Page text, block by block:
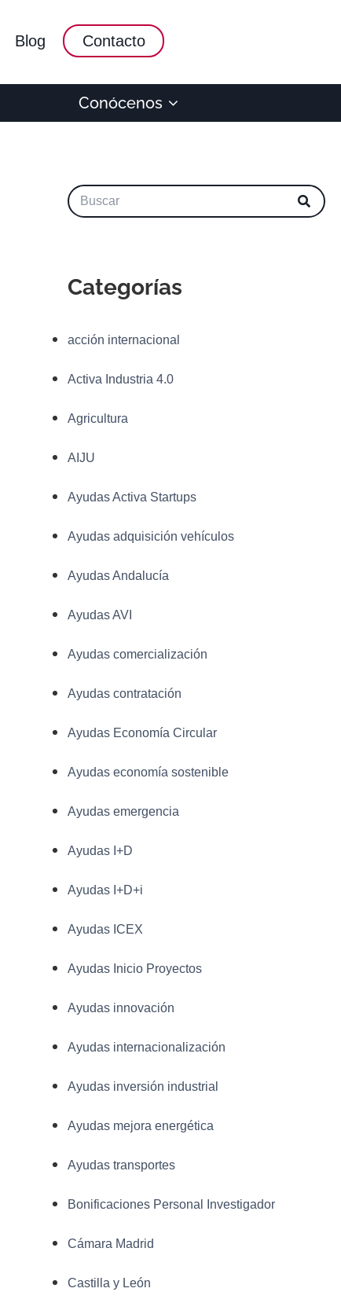
Blog Contacto
Conócenos
Categorías
acción internacional
Activa Industria 4.0
Agricultura
AIJU
Ayudas Activa Startups
Ayudas adquisición vehículos
Ayudas Andalucía
Ayudas AVI
Ayudas comercialización
Ayudas contratación
Ayudas Economía Circular
Ayudas economía sostenible
Ayudas emergencia
Ayudas I+D
Ayudas I+D+i
Ayudas ICEX
Ayudas Inicio Proyectos
Ayudas innovación
Ayudas internacionalización
Ayudas inversión industrial
Ayudas mejora energética
Ayudas transportes
Bonificaciones Personal Investigador
Cámara Madrid
Castilla y León